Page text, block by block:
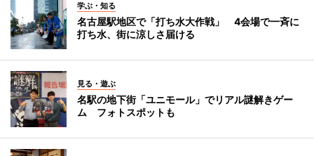
学ぶ・知る
名古屋駅地区で「打ち水大作戦」 4会場で一斉に
打ち水、街に涼しさ届ける
見る・遊ぶ
名駅の地下街「ユニモール」でリアル謎解きゲー
ム フォトスポットも